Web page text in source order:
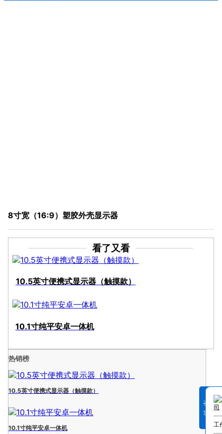
8寸宽（16:9）塑胶外壳显示器
看了又看
10.5英寸便携式显示器（触摸款）
10.1寸纯平安卓一体机
热销榜
10.5英寸便携式显示器（触摸款）
10.1寸纯平安卓一体机
在线
客服
工